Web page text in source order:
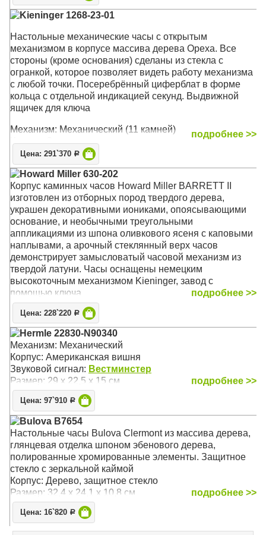
Kieninger 1268-23-01
Настольные механические часы с открытым
механизмом в корпусе массива дерева Ореха. Все
стороны (кроме основания) сделаны из стекла с
огранкой, которое позволяет видеть работу механизма
с любой точки. Посеребрённый циферблат в форме
кольца с отдельной индикацией секунд. Выдвижной
ящичек для ключа
Механизм: Механический (11 камней)
Корпус: Орех, латунь, стекло
Звуковой сигнал:Westminster
Размер: 27 x 19 x 16,5 см
подробнее >>
Цена: 291`370 Р
Howard Miller 630-202
Корпус каминных часов Howard Miller BARRETT II
изготовлен из отборных пород твердого дерева,
украшен декоративными иониками, опоясывающими
основание, и необычными треугольными
аппликациями из шпона оливкового ясеня с каповыми
наплывами, а арочный стеклянный верх часов
демонстрирует замысловатый часовой механизм из
твердой латуни. Часы оснащены немецким
высокоточным механизмом Kieninger, завод с
помощью ключа
Механизм: Механический пружинный (Kieninger)
Корпус: Йоркширский Дуб (Oak Yorkshire)
Звуковой сигнал:Westminster, Бим-Бом
Размер: 44 х 27 х 17 см
подробнее >>
Цена: 228`220 Р
Hermle 22830-N90340
Механизм: Механический
Корпус: Американская вишня
Звуковой сигнал: Вестминстер
Размер: 29 х 22,5 х 15 см
подробнее >>
Цена: 97`910 Р
Bulova B7654
Настольные часы Bulova Clermont из массива дерева,
глянцевая отделка шпоном эбенового дерева,
полированные хромированные элементы. Защитное
стекло с зеркальной каймой
Корпус: Дерево, защитное стекло
Размер: 32,4 x 24,1 x 10,8 см
подробнее >>
Цена: 16`820 Р